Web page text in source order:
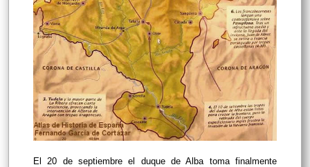
El 20 de septiembre el duque de Alba toma finalmente